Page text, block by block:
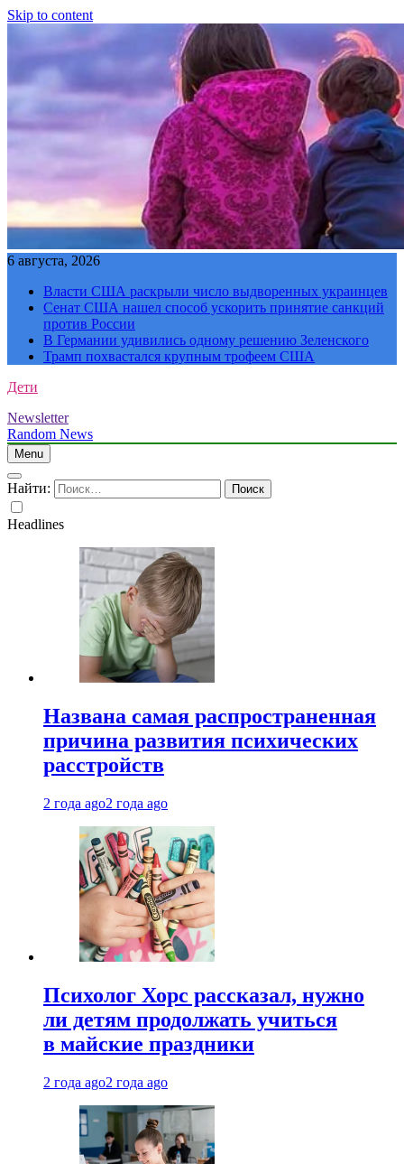
Skip to content
6 августа, 2026
Власти США раскрыли число выдворенных украинцев
Сенат США нашел способ ускорить принятие санкций
против России
В Германии удивились одному решению Зеленского
Трамп похвастался крупным трофеем США
Дети
Newsletter
Random News
Menu
Найти:
Headlines
Названа самая распространенная
причина развития психических
расстройств
2 года ago2 года ago
Психолог Хорс рассказал, нужно
ли детям продолжать учиться
в майские праздники
2 года ago2 года ago